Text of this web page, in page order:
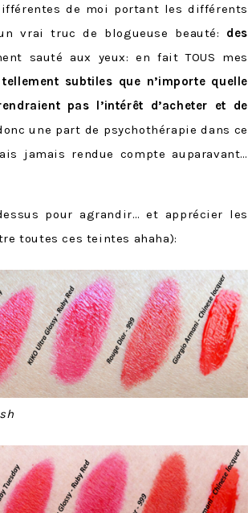
de moi portant les différents
vrai truc de blogueuse beauté: des
sauté aux yeux: en fait TOUS mes
subtiles que n’importe quelle
pas l’intérêt d’acheter et de
une part de psychothérapie dans ce
jamais rendue compte auparavant…
pour agrandir… et apprécier les
toutes ces teintes ahaha):